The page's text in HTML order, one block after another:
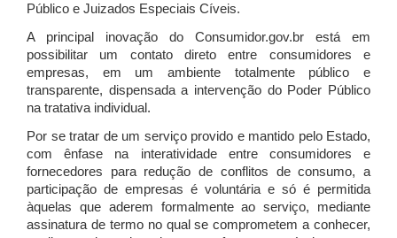
Público e Juizados Especiais Cíveis.
A principal inovação do Consumidor.gov.br está em
possibilitar um contato direto entre consumidores e
empresas, em um ambiente totalmente público e
transparente, dispensada a intervenção do Poder Público
na tratativa individual.
Por se tratar de um serviço provido e mantido pelo Estado,
com ênfase na interatividade entre consumidores e
fornecedores para redução de conflitos de consumo, a
participação de empresas é voluntária e só é permitida
àquelas que aderem formalmente ao serviço, mediante
assinatura de termo no qual se comprometem a conhecer,